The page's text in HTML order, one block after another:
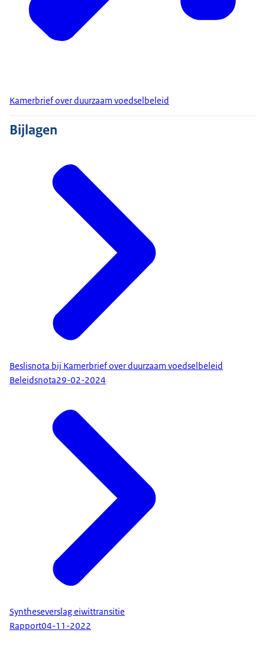
Kamerbrief over duurzaam voedselbeleid
Bijlagen
Beslisnota bij Kamerbrief over duurzaam voedselbeleid
Beleidsnota29-02-2024
Syntheseverslag eiwittransitie
Rapport04-11-2022